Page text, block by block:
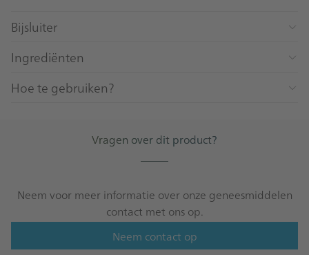
Bijsluiter
Ingrediënten
Hoe te gebruiken?
Vragen over dit product?
Neem voor meer informatie over onze geneesmiddelen
contact met ons op.
Neem contact op